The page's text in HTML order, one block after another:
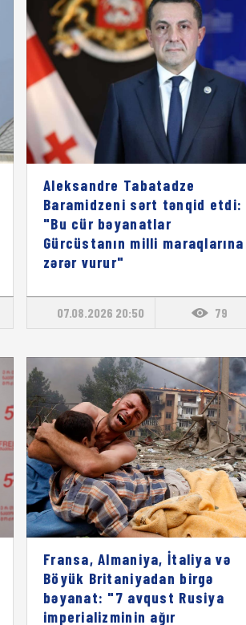
Aleksandre Tabatadze
Baramidzeni sərt tənqid etdi:
"Bu cür bəyanatlar
Gürcüstanın milli maraqlarına
zərər vurur"
07.08.2026 20:50 79
Fransa, Almaniya, İtaliya və
Böyük Britaniyadan birgə
bəyanat: "7 avqust Rusiya
imperializminin ağır